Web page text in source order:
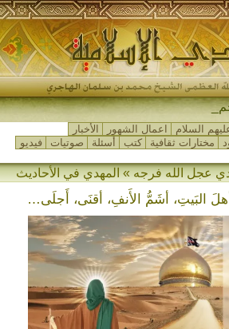
السلام اعمال الشهور
الأخبار
مختارات ثقافية كتب أسئلة صوتيات
فيديو